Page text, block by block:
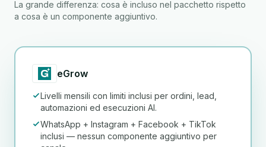
La grande differenza: cosa è incluso nel pacchetto rispetto
a cosa è un componente aggiuntivo.
eGrow
Livelli mensili con limiti inclusi per ordini, lead,
automazioni ed esecuzioni AI.
WhatsApp + Instagram + Facebook + TikTok
inclusi — nessun componente aggiuntivo per